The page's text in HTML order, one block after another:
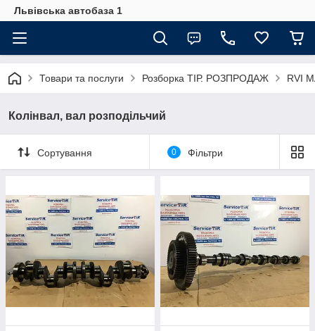
Львівська автобаза 1
Товари та послуги Розборка ТІР. РОЗПРОДАЖ RVI
Колінвал, вал розподільчий
Сортування 0 Фільтри